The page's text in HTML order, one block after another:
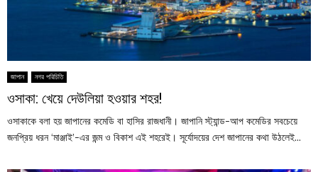
জাপান নগর পরিচিতি
ওসাকা: খেয়ে দেউলিয়া হওয়ার শহর!
ওসাকাকে বলা হয় জাপানের কমেডি বা হাসির রাজধানী। জাপানি স্ট্যান্ড-আপ কমেডির সবচেয়ে
জনপ্রিয় ধরন ‘মাঞ্জাই’-এর জন্ম ও বিকাশ এই শহরেই। সূর্যোদয়ের দেশ জাপানের কথা উঠলেই...